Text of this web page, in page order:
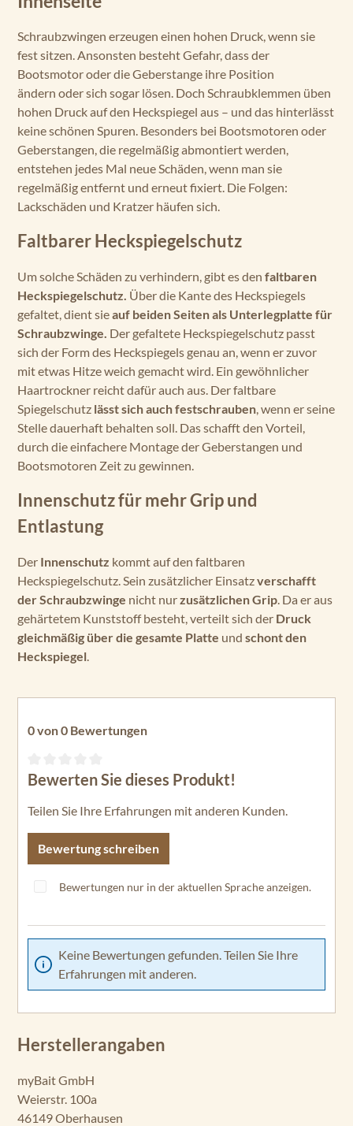
Schraubzwingen erzeugen einen hohen Druck, wenn sie
fest sitzen. Ansonsten besteht Gefahr, dass der
Bootsmotor oder die Geberstange ihre Position
ändern oder sich sogar lösen. Doch Schraubklemmen üben
hohen Druck auf den Heckspiegel aus – und das hinterlässt
keine schönen Spuren. Besonders bei Bootsmotoren oder
Geberstangen, die regelmäßig abmontiert werden,
entstehen jedes Mal neue Schäden, wenn man sie
regelmäßig entfernt und erneut fixiert. Die Folgen:
Lackschäden und Kratzer häufen sich.
Faltbarer Heckspiegelschutz
Um solche Schäden zu verhindern, gibt es den faltbaren
Heckspiegelschutz. Über die Kante des Heckspiegels
gefaltet, dient sieauf beiden Seiten als Unterlegplatte für
Schraubzwinge. Der gefaltete Heckspiegelschutz passt
sich der Form des Heckspiegels genau an, wenn er zuvor
mit etwas Hitze weich gemacht wird. Ein gewöhnlicher
Haartrockner reicht dafür auch aus. Der faltbare
Spiegelschutz lässt sich auch festschrauben, wenn er seine
Stelle dauerhaft behalten soll. Das schafft den Vorteil,
durch die einfachere Montage der Geberstangen und
Bootsmotoren Zeit zu gewinnen.
Innenschutz für mehr Grip und
Entlastung
Der Innenschutz kommt auf den faltbaren
Heckspiegelschutz. Sein zusätzlicher Einsatzverschafft
der Schraubzwinge nicht nurzusätzlichen Grip. Da er aus
gehärtetem Kunststoff besteht, verteilt sich der Druck
gleichmäßig über die gesamte Platte und schont den
Heckspiegel.
0 von 0 Bewertungen
Durchschnittliche Bewertung von 0 von 5 Sternen
Bewerten Sie dieses Produkt!
Teilen Sie Ihre Erfahrungen mit anderen Kunden.
Bewertung schreiben
Bewertungen nur in der aktuellen Sprache anzeigen.
Keine Bewertungen gefunden. Teilen Sie Ihre
Erfahrungen mit anderen.
Herstellerangaben
myBait GmbH
Weierstr. 100a
46149 Oberhausen